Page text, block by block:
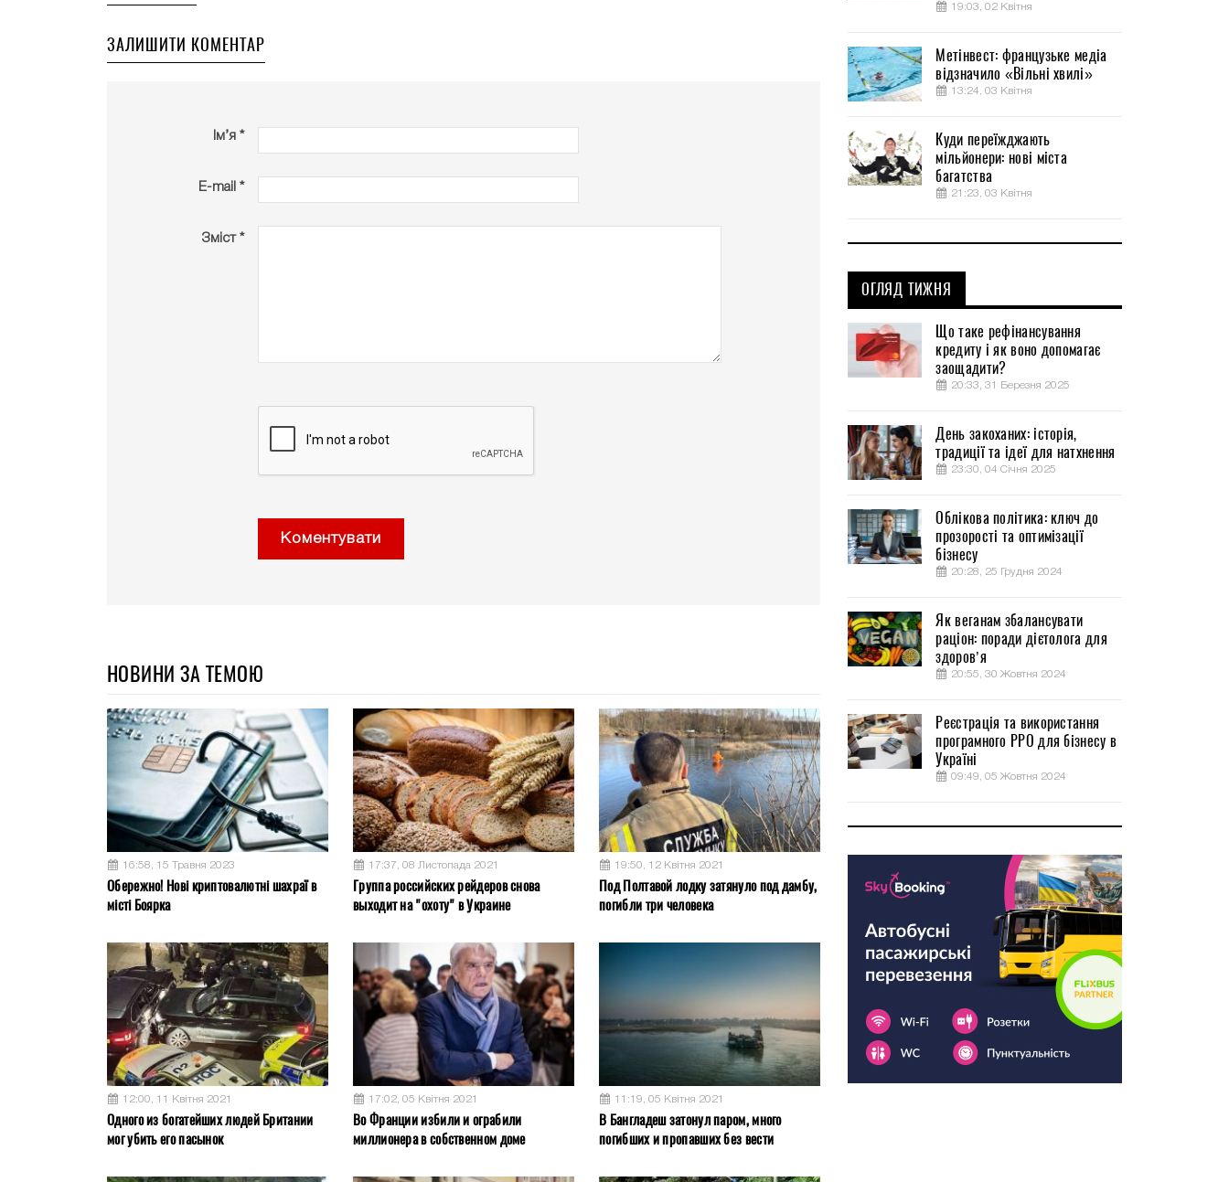
ЗАЛИШИТИ КОМЕНТАР
Ім’я *
E-mail *
Зміст *
Коментувати
НОВИНИ ЗА ТЕМОЮ
16:58, 15 Травня 2023
Обережно! Нові криптовалютні шахраї в
місті Боярка
17:37, 08 Листопада 2021
Группа российских рейдеров снова
выходит на "охоту" в Украине
19:50, 12 Квітня 2021
Под Полтавой лодку затянуло под дамбу,
погибли три человека
12:00, 11 Квітня 2021
Одного из богатейших людей Британии
мог убить его пасынок
17:02, 05 Квітня 2021
Во Франции избили и ограбили
миллионера в собственном доме
11:19, 05 Квітня 2021
В Бангладеш затонул паром, много
погибших и пропавших без вести
19:03, 02 Квітня
Метінвест: французьке медіа
відзначило «Вільні хвилі»
13:24, 03 Квітня
Куди переїжджають
мільйонери: нові міста
багатства
21:23, 03 Квітня
ОГЛЯД ТИЖНЯ
Що таке рефінансування
кредиту і як воно допомагає
заощадити?
20:33, 31 Березня 2025
День закоханих: історія,
традиції та ідеї для натхнення
23:30, 04 Січня 2025
Облікова політика: ключ до
прозорості та оптимізації
бізнесу
20:28, 25 Грудня 2024
Як веганам збалансувати
раціон: поради дієтолога для
здоров’я
20:55, 30 Жовтня 2024
Реєстрація та використання
програмного РРО для бізнесу в
Україні
09:49, 05 Жовтня 2024